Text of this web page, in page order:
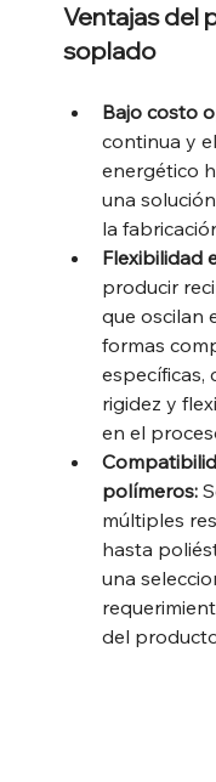
Ventajas del
soplado
Bajo costo
continua y
energético
una
la
Flexibilidad
producir
que oscilan
formas
específicas,
rigidez y
en el
polímeros:
múltiples
hasta
una
del